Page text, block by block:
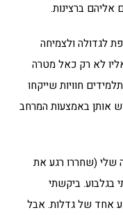
אליהם ברצינות.
לגדולה ולצמיחה
לא רק כאל מטרה
חוויות שייקחו
אותן באמצעות המרחב
שלי (שחררו רגע את
בגלבוע. ביקשתי
אחד של גדלות. אבל